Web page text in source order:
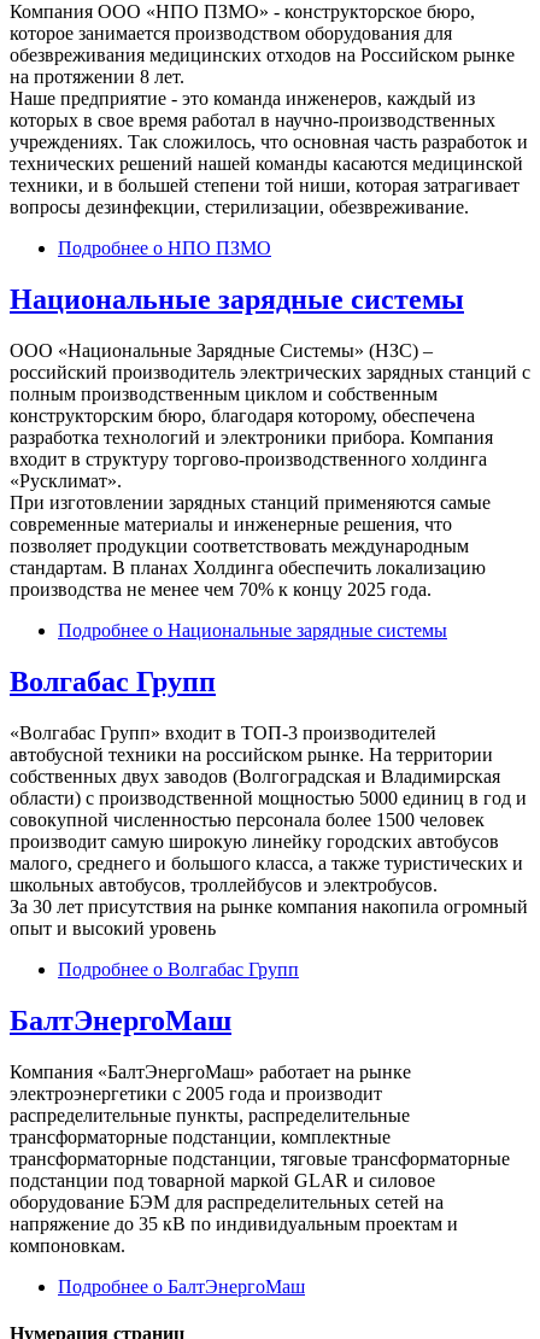
Компания ООО «НПО ПЗМО» - конструкторское бюро,
которое занимается производством оборудования для
обезвреживания медицинских отходов на Российском рынке
на протяжении 8 лет.
Наше предприятие - это команда инженеров, каждый из
которых в свое время работал в научно-производственных
учреждениях. Так сложилось, что основная часть разработок и
технических решений нашей команды касаются медицинской
техники, и в большей степени той ниши, которая затрагивает
вопросы дезинфекции, стерилизации, обезвреживание.
Подробнее о НПО ПЗМО
Национальные зарядные системы
ООО «Национальные Зарядные Системы» (НЗС) –
российский производитель электрических зарядных станций с
полным производственным циклом и собственным
конструкторским бюро, благодаря которому, обеспечена
разработка технологий и электроники прибора. Компания
входит в структуру торгово-производственного холдинга
«Русклимат».
При изготовлении зарядных станций применяются самые
современные материалы и инженерные решения, что
позволяет продукции соответствовать международным
стандартам. В планах Холдинга обеспечить локализацию
производства не менее чем 70% к концу 2025 года.
Подробнее о Национальные зарядные системы
Волгабас Групп
«Волгабас Групп» входит в ТОП-3 производителей
автобусной техники на российском рынке. На территории
собственных двух заводов (Волгоградская и Владимирская
области) с производственной мощностью 5000 единиц в год и
совокупной численностью персонала более 1500 человек
производит самую широкую линейку городских автобусов
малого, среднего и большого класса, а также туристических и
школьных автобусов, троллейбусов и электробусов.
За 30 лет присутствия на рынке компания накопила огромный
опыт и высокий уровень
Подробнее о Волгабас Групп
БалтЭнергоМаш
Компания «БалтЭнергоМаш» работает на рынке
электроэнергетики с 2005 года и производит
распределительные пункты, распределительные
трансформаторные подстанции, комплектные
трансформаторные подстанции, тяговые трансформаторные
подстанции под товарной маркой GLAR и силовое
оборудование БЭМ для распределительных сетей на
напряжение до 35 кВ по индивидуальным проектам и
компоновкам.
Подробнее о БалтЭнергоМаш
Нумерация страниц